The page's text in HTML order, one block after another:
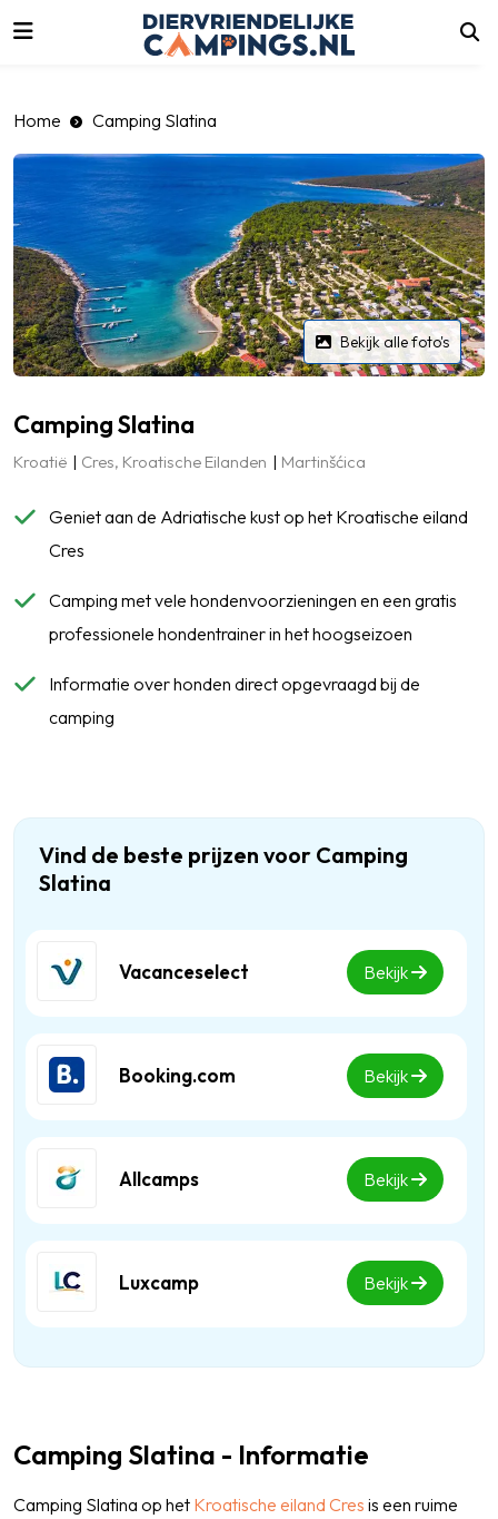
Home Camping Slatina
Bekijk alle foto's
Camping Slatina
Kroatië Cres, Kroatische Eilanden Martinšćica
Geniet aan de Adriatische kust op het Kroatische eiland
Cres
Camping met vele hondenvoorzieningen en een gratis
professionele hondentrainer in het hoogseizoen
Informatie over honden direct opgevraagd bij de
camping
Vind de beste prijzen voor Camping
Slatina
Vacanceselect Bekijk
Booking.com Bekijk
Allcamps Bekijk
Luxcamp Bekijk
Camping Slatina - Informatie
Camping Slatina op het Kroatische eiland Cres is een ruime